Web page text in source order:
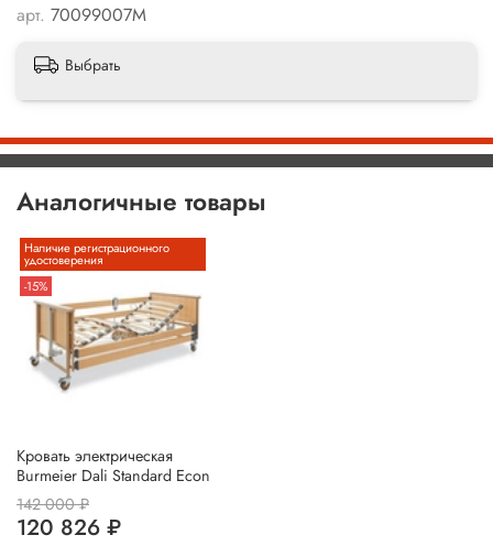
арт. 70099007М
Выбрать
Аналогичные товары
Наличие регистрационного
удостоверения
-15%
Кровать электрическая
Burmeier Dali Standard Econ
142 000 ₽
120 826 ₽